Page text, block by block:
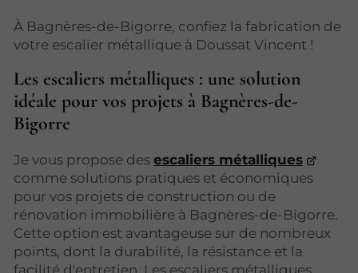
À Bagnères-de-Bigorre, confiez la fabrication de
votre escalier métallique à Doussat Vincent !
Les escaliers métalliques : une solution
idéale pour vos projets à Bagnères-de-
Bigorre
Je vous propose des escaliers métalliques
comme solutions pratiques et économiques
pour vos projets de construction ou de
rénovation immobilière à Bagnères-de-Bigorre.
Cette option est avantageuse sur de nombreux
points, dont la durabilité, la résistance et la
facilité d'entretien. Les escaliers métalliques